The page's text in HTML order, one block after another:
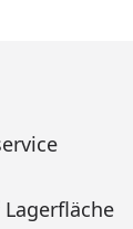
Lagerfläche